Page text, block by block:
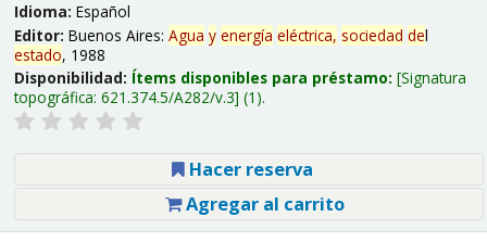
Idioma: Español
Editor: Buenos Aires: Agua y energía eléctrica, sociedad del
estado, 1988
Disponibilidad: Ítems disponibles para préstamo: Signatura
topográfica: 621.374.5/A282/v.3 (1).
Hacer reserva
Agregar al carrito